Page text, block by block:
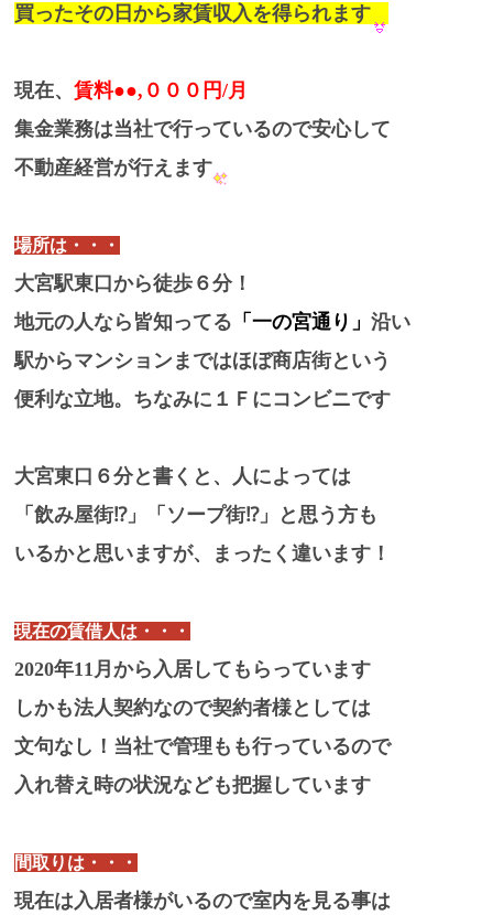
買ったその日から家賃収入を得られます
現在、賃料●●,０００円/月
集金業務は当社で行っているので安心して
不動産経営が行えます
場所は・・・
大宮駅東口から徒歩６分！
地元の人なら皆知ってる 「一の宮通り」沿い
駅からマンションまではほぼ商店街という
便利な立地。ちなみに１Ｆにコンビニです
大宮東口６分と書くと、人によっては
「飲み屋街⁉」「ソープ街⁉」と思う方も
いるかと思いますが、まったく違います！
現在の賃借人は・・・
2020年11月から入居してもらっています
しかも法人契約なので契約者様としては
文句なし！当社で管理もも行っているので
入れ替え時の状況なども把握しています
間取りは・・・
現在は入居者様がいるので室内を見る事は